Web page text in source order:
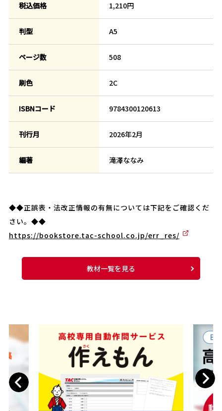
税込価格 1,210円
判型 A5
ページ数 508
刷色 2C
ISBNコード 9784300120613
刊行月 2026年2月
編著 滝澤ななみ
◆◆正誤表・法改正情報の有無については下記をご確認くだ
さい。◆◆
https://bookstore.tac-school.co.jp/err_res/
教材一覧を見る
Previous
Next